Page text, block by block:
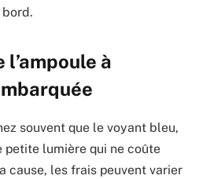
l’ampoule à
souvent que le voyant bleu,
petite lumière qui ne coûte
cause, les frais peuvent varier